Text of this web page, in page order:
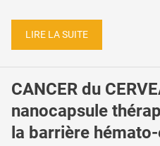
LIRE LA SUITE
CANCER du
nanocapsule
la barrière